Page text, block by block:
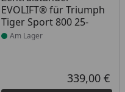
ProzentPreis
Preis
EVOLIFT® für Triumph
Tiger Sport 800 25-
Am Lager
339,00 €